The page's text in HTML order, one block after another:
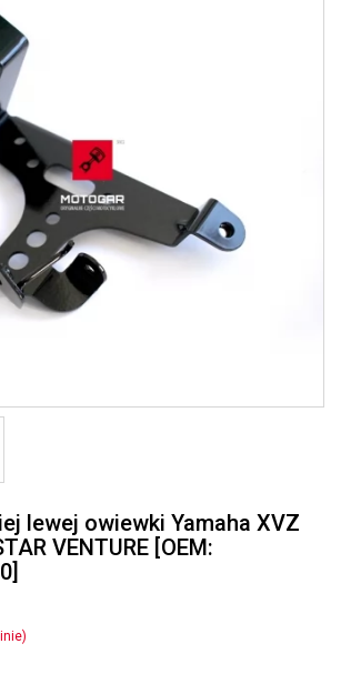
lewej owiewki Yamaha XVZ
VENTURE [OEM: